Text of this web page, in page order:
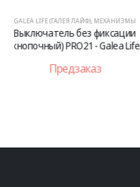
GALEA LIFE (ГАЛЕЯ ЛАЙФ),МЕХАНИЗМЫ
Переключатель на 2
направления (проходной)
Life